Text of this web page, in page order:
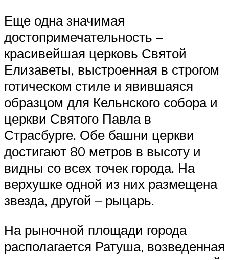
Еще одна значимая
достопримечательность –
красивейшая церковь Святой
Елизаветы, выстроенная в строгом
готическом стиле и явившаяся
образцом для Кельнского собора и
церкви Святого Павла в
Страсбурге. Обе башни церкви
достигают 80 метров в высоту и
видны со всех точек города. На
верхушке одной из них размещена
звезда, другой – рыцарь.
На рыночной площади города
располагается Ратуша, возведенная